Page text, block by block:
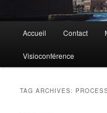
Accueil Contact
Visioconférence
TAG ARCHIVES: